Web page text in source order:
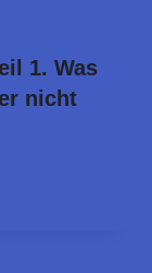
1. Was
nicht